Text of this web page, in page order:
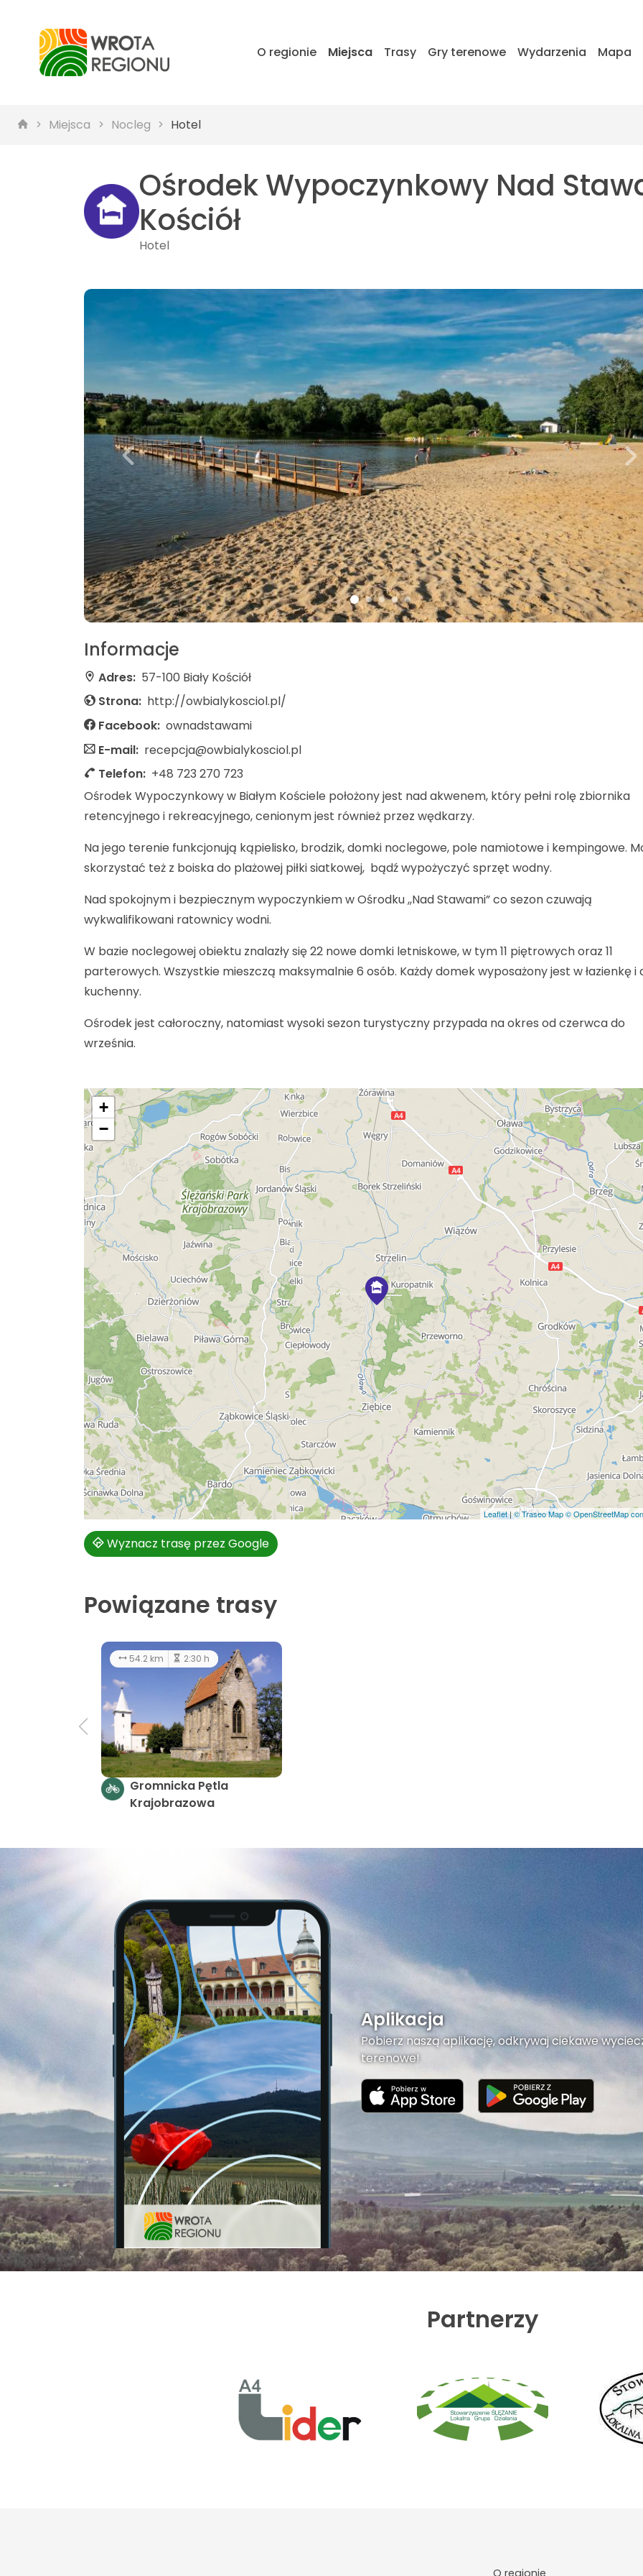
O regionie Miejsca Trasy Gry terenowe Wydarzenia Mapa
Miejsca Nocleg Hotel
Ośrodek Wypoczynkowy Nad
Kościół
Hotel
Informacje
Adres: 57-100 Biały Kościół
Strona: http://owbialykosciol.pl/
Facebook: ownadstawami
E-mail: recepcja@owbialykosciol.pl
Telefon: +48 723 270 723
Ośrodek Wypoczynkowy w Białym Kościele położony jest nad akwenem, który pełni rolę zbiornika
retencyjnego i rekreacyjnego, cenionym jest również przez wędkarzy.
Na jego terenie funkcjonują kąpielisko, brodzik, domki noclegowe, pole namiotowe i kempingowe.
skorzystać też z boiska do plażowej piłki siatkowej, bądź wypożyczyć sprzęt wodny.
Nad spokojnym i bezpiecznym wypoczynkiem w Ośrodku ,,Nad Stawami” co sezon czuwają
wykwalifikowani ratownicy wodni.
W bazie noclegowej obiektu znalazły się 22 nowe domki letniskowe, w tym 11 piętrowych oraz 11
parterowych. Wszystkie mieszczą maksymalnie 6 osób. Każdy domek wyposażony jest w łazienkę i
kuchenny.
Ośrodek jest całoroczny, natomiast wysoki sezon turystyczny przypada na okres od czerwca do
września.
+
−
Leaflet|© Traseo Map© OpenStreetMap
Wyznacz trasę przez Google
Powiązane trasy
54.2 km 2:30 h
Gromnicka Pętla
Krajobrazowa
Aplikacja
Pobierz naszą aplikację, odkrywaj ciekawe
terenowe!
Partnerzy